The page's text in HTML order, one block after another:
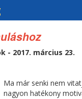
- 2017. március 23.
Ma már senki nem
nagyon hatékony